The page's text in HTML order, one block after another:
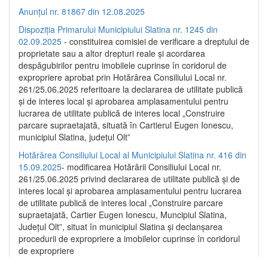
Anunțul nr. 81867 din 12.08.2025
Dispoziția Primarului Municipiului Slatina nr. 1245 din
02.09.2025 - constituirea comisiei de verificare a dreptului de
proprietate sau a altor drepturi reale și acordarea
despăgubirilor pentru imobilele cuprinse în coridorul de
expropriere aprobat prin Hotărârea Consiliului Local nr.
261/25.06.2025 referitoare la declararea de utilitate publică
și de interes local și aprobarea amplasamentului pentru
lucrarea de utilitate publică de interes local „Construire
parcare supraetajată, situată în Cartierul Eugen Ionescu,
municipiul Slatina, județul Olt”
Hotărârea Consiliului Local al Municipiului Slatina nr. 416 din
15.09.2025- modificarea Hotărârii Consiliului Local nr.
261/25.06.2025 privind declararea de utilitate publică și de
interes local și aprobarea amplasamentului pentru lucrarea
de utilitate publică de interes local „Construire parcare
supraetajată, Cartier Eugen Ionescu, Muncipiul Slatina,
Județul Olt”, situat în municipiul Slatina și declanșarea
procedurii de expropriere a imobilelor cuprinse în coridorul
de expropriere